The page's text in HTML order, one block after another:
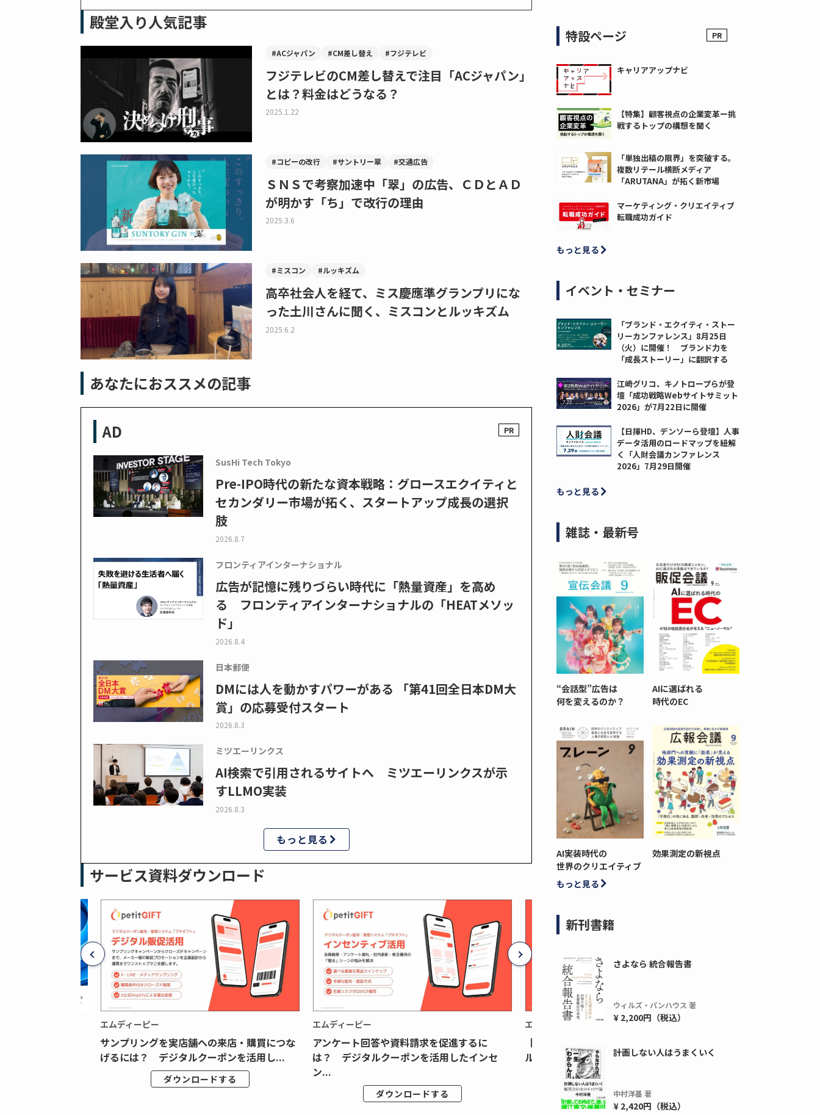
殿堂入り人気記事
#ACジャパン #CM差し替え #フジテレビ
フジテレビのCM差し替えで注目「ACジャパン」
とは？料金はどうなる？
2025.1.22
#コピーの改行 #サントリー翠 #交通広告
ＳＮＳで考察加速中「翠」の広告、ＣＤとＡＤ
が明かす「ち」で改行の理由
2025.3.6
#ミスコン #ルッキズム
高卒社会人を経て、ミス慶應準グランプリにな
った土川さんに聞く、ミスコンとルッキズム
2025.6.2
あなたにおススメの記事
AD
SusHi Tech Tokyo
Pre-IPO時代の新たな資本戦略：グロースエクイティと
セカンダリー市場が拓く、スタートアップ成長の選択
肢
2026.8.7
フロンティアインターナショナル
広告が記憶に残りづらい時代に「熱量資産」を高め
る フロンティアインターナショナルの「HEATメソッ
ド」
2026.8.4
日本郵便
DMには人を動かすパワーがある 「第41回全日本DM大
賞」の応募受付スタート
2026.8.3
ミツエーリンクス
AI検索で引用されるサイトへ ミツエーリンクスが示
すLLMO実装
2026.8.3
もっと見る
サービス資料ダウンロード
エムディーピー
サンプリングを実店舗への来店・購買につな
げるには？ デジタルクーポンを活用し...
ダウンロードする
エムディーピー
アンケート回答や資料請求を促進するに
は？ デジタルクーポンを活用したインセ
ン...
ダウンロードする
エムディーピー
【月間1,000万本以上の配布実績！】デジタ
ルクーポンを活用した販促キャンペーンを...
ダウンロードする
特設ページ
キャリアアップナビ
【特集】顧客視点の企業変革ー挑
戦するトップの構想を聞く
「単独出稿の限界」を突破する。
複数リテール横断メディア
「ARUTANA」が拓く新市場
マーケティング・クリエイティブ
転職成功ガイド
もっと見る
イベント・セミナー
「ブランド・エクイティ・ストー
リーカンファレンス」8月25日
（火）に開催！ ブランド力を
「成長ストーリー」に翻訳する
江崎グリコ、キノトロープらが登
壇「成功戦略Webサイトサミット
2026」が7月22日に開催
【日揮HD、デンソーら登壇】人事
データ活用のロードマップを紐解
く「人財会議カンファレンス
2026」7月29日開催
もっと見る
雑誌・最新号
“会話型”広告は
何を変えるのか？
AIに選ばれる
時代のEC
AI実装時代の
世界のクリエイティブ
効果測定の新視点
もっと見る
新刊書籍
さよなら 統合報告書
ウィルズ・パンハウス 著
¥ 2,200円（税込）
計画しない人はうまくいく
中村洋基 著
¥ 2,420円（税込）